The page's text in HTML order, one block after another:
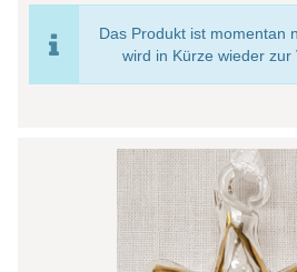
Das Produkt ist momentan
wird in Kürze wieder zur